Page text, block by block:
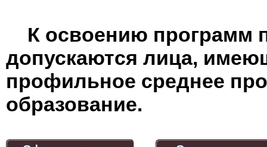
К освоению программ
допускаются лица,
профильное среднее
образование.